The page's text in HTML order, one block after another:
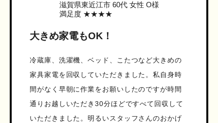
滋賀県東近江市60代 女性 O様
満足度 ★★★★
大きめ家電もOK！
冷蔵庫、洗濯機、ベッド、こたつなど大きめの
家具家電を回収していただきました。私自身時
間がなく早朝に作業をお願いしたのですが時間
通りお越しいただき30分ほどですべて回収して
いただきました。明るいスタッフさんのおかげ